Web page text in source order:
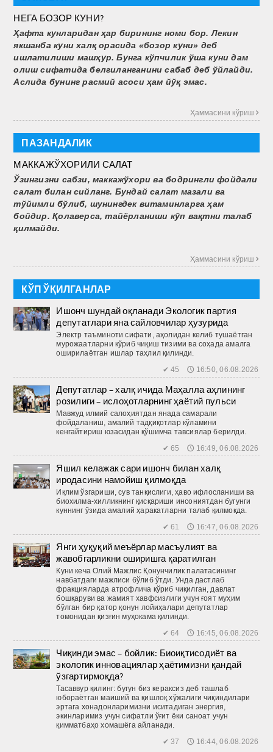
НЕГА БОЗОР КУНИ?
Ҳафта кунларидан ҳар бирининг номи бор. Лекин
якшанба куни халқ орасида «бозор куни» деб
ишлатилиши машҳур. Бунга кўпчилик ўша куни дам
олиш сифатида белгиланганини сабаб деб ўйлайди.
Аслида бунинг расмий асоси ҳам йўқ эмас.
Ҳаммасини кўриш 
ПАЗАНДАЛИК
МАККАЖЎХОРИЛИ САЛАТ
Ўзингизни сабзи, маккажўхори ва бодрингли фойдали
салат билан сийланг. Бундай салат мазали ва
тўйимли бўлиб, шунингдек витаминларга ҳам
бойдир. Қолаверса, тайёрланиши кўп вақтни талаб
қилмайди.
Ҳаммасини кўриш 
КЎП ЎҚИЛГАНЛАР
Ишонч шундай оқланади Экологик партия
депутатлари яна сайловчилар ҳузурида
Электр таъминоти сифати, аҳолидан келиб тушаётган
мурожаатларни кўриб чиқиш тизими ва соҳада амалга
оширилаётган ишлар таҳлил қилинди.
✔ 45 🕔 16:50, 06.08.2026
Депутатлар – халқ ичида Маҳалла аҳлининг
розилиги – ислоҳотларнинг ҳаётий пульси
Мавжуд илмий салоҳиятдан янада самарали
фойдаланиш, амалий тадқиқотлар кўламини
кенгайтириш юзасидан қўшимча тавсиялар берилди.
✔ 65 🕔 16:49, 06.08.2026
Яшил келажак сари ишонч билан халқ
иродасини намойиш қилмоқда
Иқлим ўзгариши, сув танқислиги, ҳаво ифлосланиши ва
биохилма-хилликнинг қисқариши инсониятдан бугунги
куннинг ўзида амалий ҳаракатларни талаб қилмоқда.
✔ 61 🕔 16:47, 06.08.2026
Янги ҳуқуқий меъёрлар масъулият ва
жавобгарликни оширишга қаратилган
Куни кеча Олий Мажлис Қонунчилик палатасининг
навбатдаги мажлиси бўлиб ўтди. Унда дастлаб
фракцияларда атрофлича кўриб чиқилган, давлат
бошқаруви ва жамият хавфсизлиги учун ғоят муҳим
бўлган бир қатор қонун лойиҳалари депутатлар
томонидан қизғин муҳокама қилинди.
✔ 64 🕔 16:45, 06.08.2026
Чиқинди эмас – бойлик: Биоиқтисодиёт ва
экологик инновациялар ҳаётимизни қандай
ўзгартирмоқда?
Тасаввур қилинг: бугун биз кераксиз деб ташлаб
юбораётган маиший ва қиш­лоқ хўжалиги чиқиндилари
эртага хонадонларимизни иситадиган энергия,
экинларимиз учун сифатли ўғит ёки саноат учун
қимматбаҳо хомашёга айланади.
✔ 37 🕔 16:44, 06.08.2026